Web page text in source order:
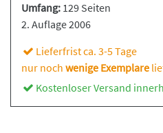
Umfang: 129 Seiten
2. Auflage 2006
Lieferfrist ca. 3-5 Tage
nur noch wenige Exemplare
Kostenloser Versand